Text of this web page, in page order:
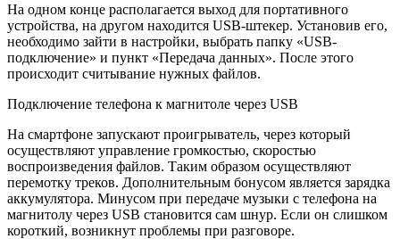
На одном конце располагается выход для портативного
устройства, на другом находится USB-штекер. Установив его,
необходимо зайти в настройки, выбрать папку «USB-
подключение» и пункт «Передача данных». После этого
происходит считывание нужных файлов.
Подключение телефона к магнитоле через USB
На смартфоне запускают проигрыватель, через который
осуществляют управление громкостью, скоростью
воспроизведения файлов. Таким образом осуществляют
перемотку треков. Дополнительным бонусом является зарядка
аккумулятора. Минусом при передаче музыки с телефона на
магнитолу через USB становится сам шнур. Если он слишком
короткий, возникнут проблемы при разговоре.